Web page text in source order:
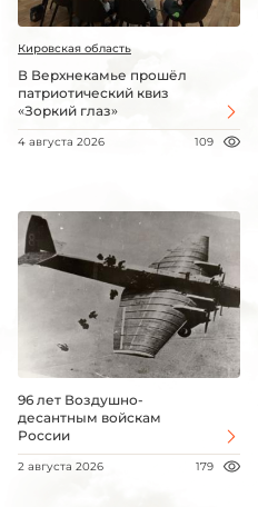
Кировская область
В Верхнекамье прошёл
патриотический квиз
«Зоркий глаз»
4 августа 2026 109
96 лет Воздушно-
десантным войскам
России
2 августа 2026 179